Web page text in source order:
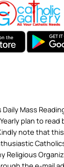
Mass
plan to read
note that
Religious